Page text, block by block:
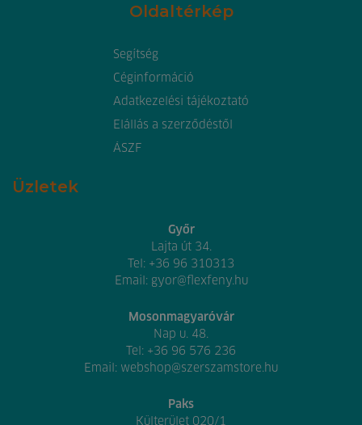
Oldaltérkép
Segítség
Céginformáció
Adatkezelési tájékoztató
Elállás a szerződéstől
ÁSZF
Üzletek
Győr
Lajta út 34.
Tel: +36 96 310313
Email: gyor@flexfeny.hu
Mosonmagyaróvár
Nap u. 48.
Tel: +36 96 576 236
Email: webshop@szerszamstore.hu
Paks
Külterület 020/1